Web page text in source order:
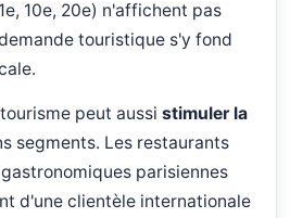
10e, 20e) n'affichent pas
touristique s'y fond
peut aussi stimuler la
segments. Les restaurants
parisiennes
d'une clientèle internationale